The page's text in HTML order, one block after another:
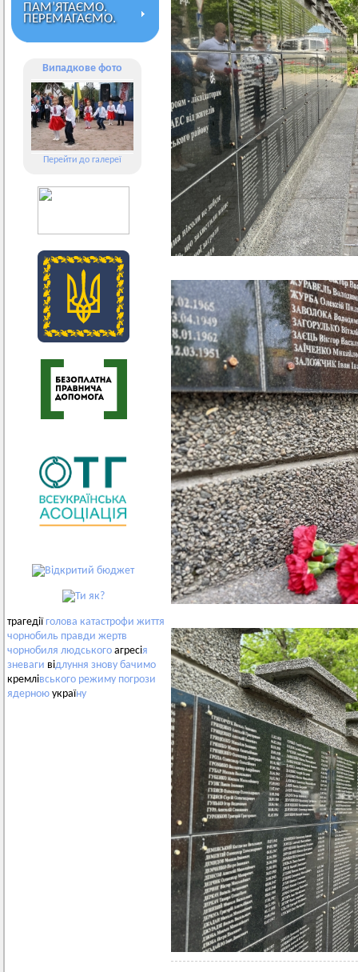
ПАМ’ЯТАЄМО.
ПЕРЕМАГАЄМО.
Випадкове фото
Перейти до галереї
трагедіїголова катастрофи життя
чорнобиль правди жертв
чорнобиля людського агресія
зневаги відлуння знову бачимо
кремлівського режиму погрози
ядерною україну